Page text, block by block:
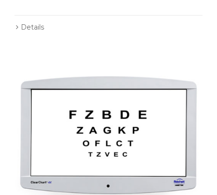
Details